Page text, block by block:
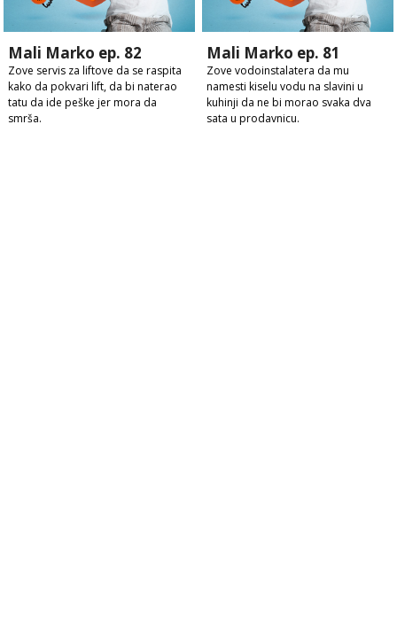
Mali Marko ep. 82
Zove servis za liftove da se raspita
kako da pokvari lift, da bi naterao
tatu da ide peške jer mora da
smrša.
Mali Marko ep. 81
Zove vodoinstalatera da mu
namesti kiselu vodu na slavini u
kuhinji da ne bi morao svaka dva
sata u prodavnicu.